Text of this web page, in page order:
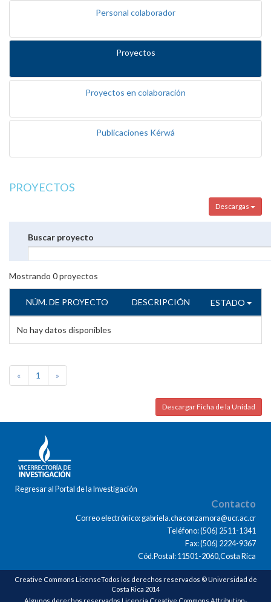
Personal colaborador
Proyectos
Proyectos en colaboración
Publicaciones Kérwá
PROYECTOS
Descargas
Buscar proyecto
Mostrando 0proyectos
NÚM. DE PROYECTO DESCRIPCIÓN ESTADO
No hay datos disponibles
« 1 »
Descargar Ficha de la Unidad
Regresar al Portal de la Investigación
Contacto
Correo electrónico: gabriela.chaconzamora@ucr.ac.cr
Teléfono: (506) 2511-1341
Fax: (506) 2224-9367
Cód.Postal: 11501-2060,Costa Rica
Creative Commons LicenseTodos los derechos reservados © Universidad de
Costa Rica 2014